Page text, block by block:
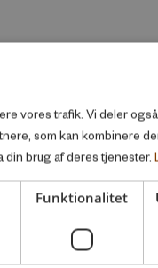
vores trafik. Vi deler
som kan kombinere
din brug af deres tjenester.
Funktionalitet